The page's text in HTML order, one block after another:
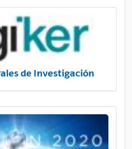
de Investigación